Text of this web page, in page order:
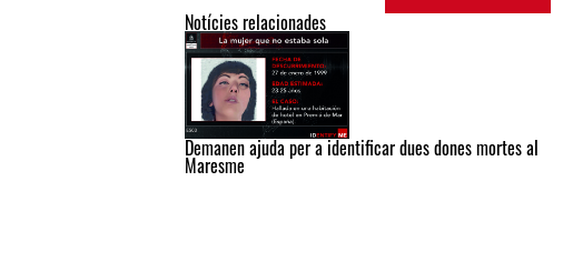
Notícies relacionades
Demanen ajuda per a identificar dues dones mortes al
Maresme